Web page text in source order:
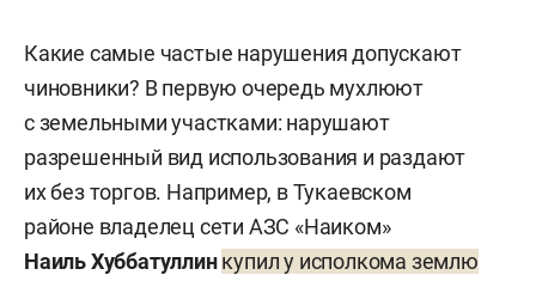
Какие самые частые нарушения допускают
чиновники? В первую очередь мухлюют
с земельными участками: нарушают
разрешенный вид использования и раздают
их без торгов. Например, в Тукаевском
районе владелец сети АЗС «Наиком»
Наиль Хуббатуллин купил у исполкома землю